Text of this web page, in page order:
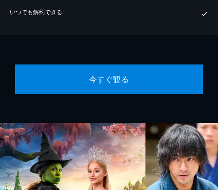
いつでも解約できる
今すぐ観る